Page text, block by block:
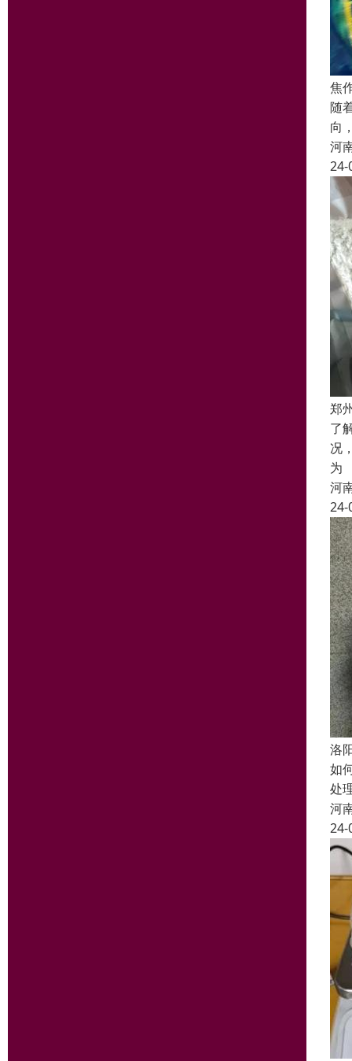
焦
随
向
河
24-
郑
了
况
为
河
24-
洛
如
处
河
24-